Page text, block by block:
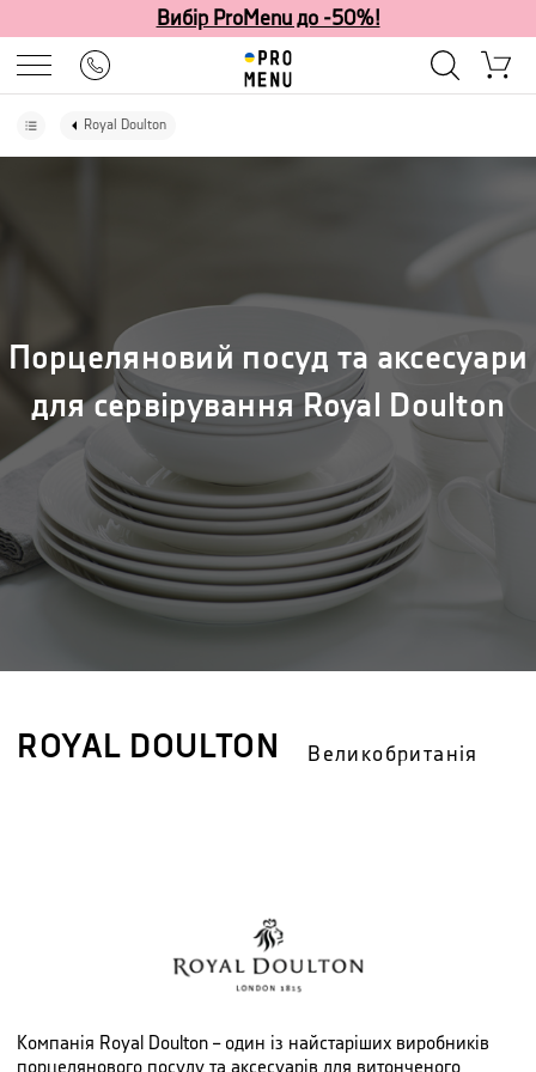
Вибір ProMenu до -50%!
Royal Doulton
Порцеляновий посуд та аксесуари
для сервірування Royal Doulton
ROYAL DOULTON Великобританія
Компанія Royal Doulton – один із найстаріших виробників
порцелянового посуду та аксесуарів для витонченого